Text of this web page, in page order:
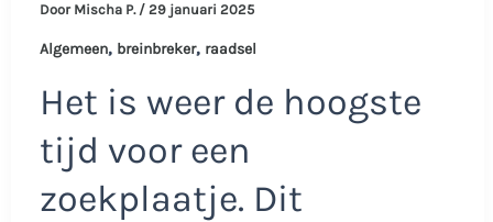
Door Mischa P. / 29 januari 2025
Algemeen, breinbreker, raadsel
Het is weer de hoogste
tijd voor een
zoekplaatje. Dit